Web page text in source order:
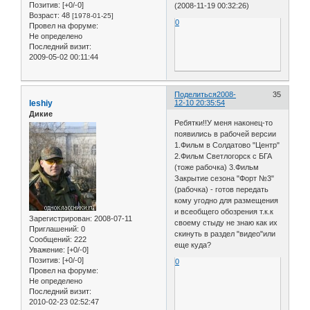
Позитив: [+0/-0]
Возраст: 48 [1978-01-25]
Провел на форуме:
Не определено
Последний визит:
2009-05-02 00:11:44
(2008-11-19 00:32:26)
0
Поделиться 35
2008-
12-10 20:35:54
leshiy
Дикие
Зарегистрирован: 2008-07-11
Приглашений: 0
Сообщений: 222
Уважение: [+0/-0]
Позитив: [+0/-0]
Провел на форуме:
Не определено
Последний визит:
2010-02-23 02:52:47
Ребятки!!У меня наконец-то
появились в рабочей версии
1.Фильм в Солдатово "Центр"
2.Фильм Светлогорск с БГА
(тоже рабочка) 3.Фильм
Закрытие сезона "Форт №3"
(рабочка) - готов передать
кому угодно для размещения
и всеобщего обозрения т.к.к
своему стыду не знаю как их
скинуть в раздел "видео"или
еще куда?
0